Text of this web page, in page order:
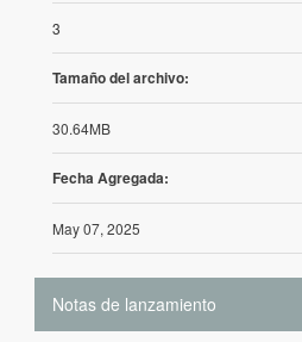
3
Tamaño del archivo:
30.64MB
Fecha Agregada:
May 07, 2025
Notas de lanzamiento